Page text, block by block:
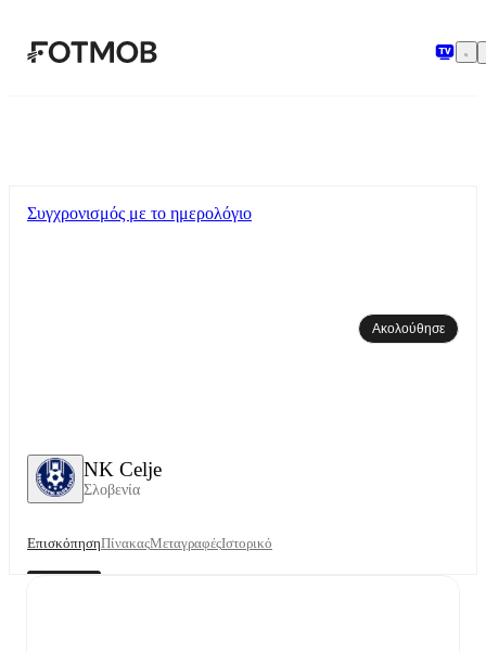
NK Celje
Σλοβενία
Συγχρονισμός με το ημερολόγιο
Ακολούθησε
ΕπισκόπησηΠίνακαςΜεταγραφέςΙστορικό